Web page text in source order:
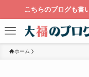
こちらのブログも書い
ホーム